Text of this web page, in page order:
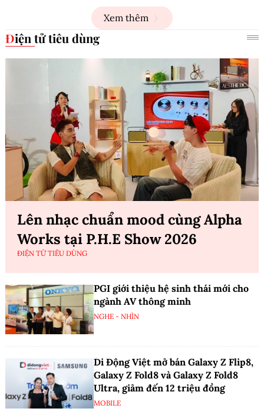
Xem thêm
Điện tử tiêu dùng
Lên nhạc chuẩn mood cùng Alpha
Works tại P.H.E Show 2026
ĐIỆN TỬ TIÊU DÙNG
PGI giới thiệu hệ sinh thái mới cho
ngành AV thông minh
NGHE - NHÌN
Di Động Việt mở bán Galaxy Z Flip8,
Galaxy Z Fold8 và Galaxy Z Fold8
Ultra, giảm đến 12 triệu đồng
MOBILE